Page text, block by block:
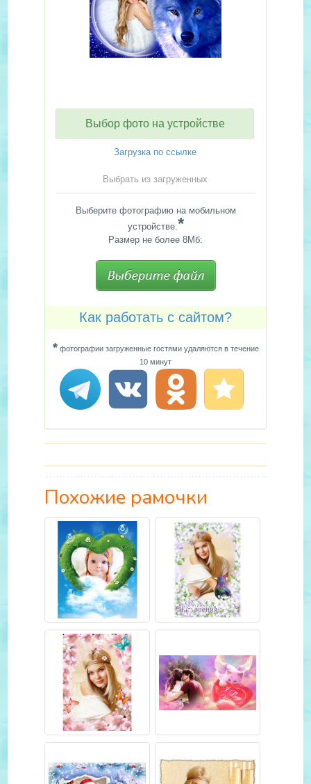
Выбор фото на устройстве
Загрузка по ссылке
Выбрать из загруженных
Выберите фотографию на мобильном
устройстве.*
Размер не более 8Мб:
Как работать с сайтом?
*фотографии загруженные гостями удаляются в течение
10 минут
Похожие рамочки